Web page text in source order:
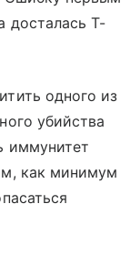
досталась T-
одного из
убийства
иммунитет
как минимум